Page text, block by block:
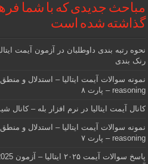
مباحث جدیدی که با شما
گذاشته شده است
رنک بندی
reasoning – پارت ۸
کانال آیمت ایتالیا در نرم افزار بله – کانال
reasoning – پارت ۷